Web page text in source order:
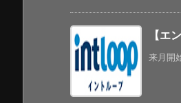
【エ
来月開